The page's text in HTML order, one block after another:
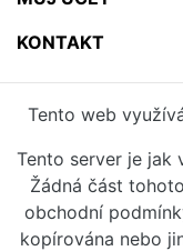
KONTAKT
Tento web
Tento server je jak
Žádná část
obchodní
kopírována nebo